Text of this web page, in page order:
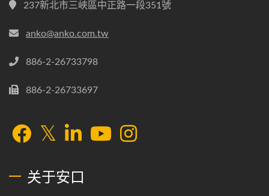
237新北市三峽區中正路一段351號
anko@anko.com.tw
886-2-26733798
886-2-26733697
关于安口